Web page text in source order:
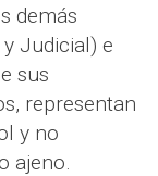
demás
Judicial) e
sus
representan
y no
ajeno.